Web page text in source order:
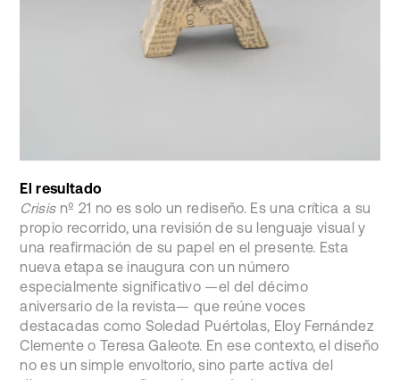
El resultado
Crisisnº 21 no es solo un rediseño. Es una crítica a su
propio recorrido, una revisión de su lenguaje visual y
una reafirmación de su papel en el presente. Esta
nueva etapa se inaugura con un número
especialmente significativo —el del décimo
aniversario de la revista— que reúne voces
destacadas como Soledad Puértolas, Eloy Fernández
Clemente o Teresa Galeote. En ese contexto, el diseño
no es un simple envoltorio, sino parte activa del